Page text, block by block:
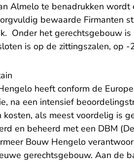
Almelo te benadrukken wordt
bewaarde Firmanten
Onder het gerechtsgebouw
is op de zittingszalen, op
heeft conform de
na een intensief
als meest voordelig is
en beheerd met een DBM
Bouw Hengelo
gerechtsgebouw. Aan de